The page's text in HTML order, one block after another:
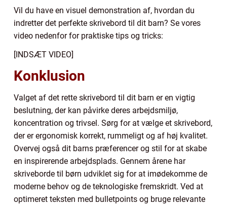
Vil du have en visuel demonstration af, hvordan du
indretter det perfekte skrivebord til dit barn? Se vores
video nedenfor for praktiske tips og tricks:
[INDSÆT VIDEO]
Konklusion
Valget af det rette skrivebord til dit barn er en vigtig
beslutning, der kan påvirke deres arbejdsmiljø,
koncentration og trivsel. Sørg for at vælge et skrivebord,
der er ergonomisk korrekt, rummeligt og af høj kvalitet.
Overvej også dit barns præferencer og stil for at skabe
en inspirerende arbejdsplads. Gennem årene har
skriveborde til børn udviklet sig for at imødekomme de
moderne behov og de teknologiske fremskridt. Ved at
optimeret teksten med bulletpoints og bruge relevante